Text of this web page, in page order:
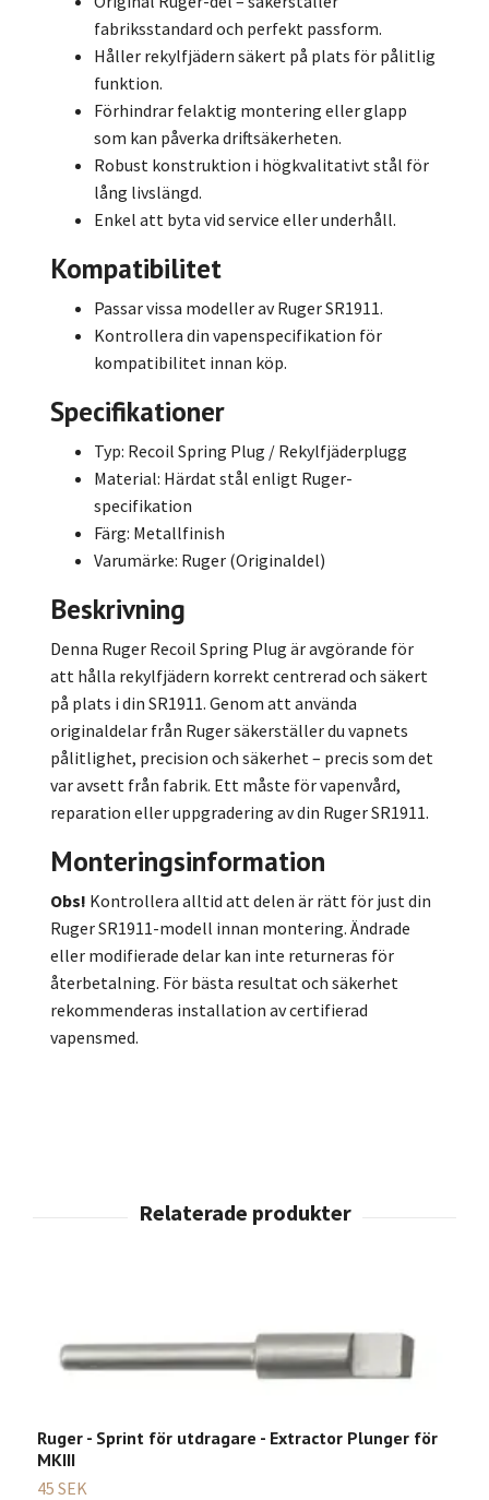
fabriksstandard och perfekt passform.
Håller rekylfjädern säkert på plats för pålitlig
funktion.
Förhindrar felaktig montering eller glapp
som kan påverka driftsäkerheten.
Robust konstruktion i högkvalitativt stål för
lång livslängd.
Enkel att byta vid service eller underhåll.
Kompatibilitet
Passar vissa modeller av Ruger SR1911.
Kontrollera din vapenspecifikation för
kompatibilitet innan köp.
Specifikationer
Typ: Recoil Spring Plug / Rekylfjäderplugg
Material: Härdat stål enligt Ruger-
specifikation
Färg: Metallfinish
Varumärke: Ruger (Originaldel)
Beskrivning
Denna Ruger Recoil Spring Plug är avgörande för
att hålla rekylfjädern korrekt centrerad och säkert
på plats i din SR1911. Genom att använda
originaldelar från Ruger säkerställer du vapnets
pålitlighet, precision och säkerhet – precis som det
var avsett från fabrik. Ett måste för vapenvård,
reparation eller uppgradering av din Ruger SR1911.
Monteringsinformation
Obs! Kontrollera alltid att delen är rätt för just din
Ruger SR1911-modell innan montering. Ändrade
eller modifierade delar kan inte returneras för
återbetalning. För bästa resultat och säkerhet
rekommenderas installation av certifierad
vapensmed.
Ruger - Sprint för utdragare - Extractor Plunger för
MKIII
45 SEK